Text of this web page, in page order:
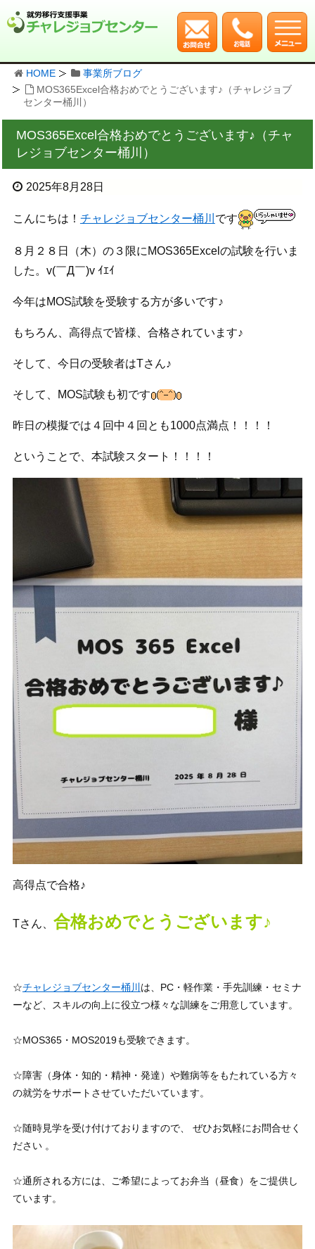
HOME
事業所ブログ
MOS365Excel合格おめでとうございます♪（チャレジョブ
センター桶川）
MOS365Excel合格おめでとうございます♪（チャ
レジョブセンター桶川）
2025年8月28日
こんにちは！ チャレジョブセンター桶川 です
８月２８日（木）の３限にMOS365Excelの試験を行いま
した。v(￣Д￣)v ｲｴｲ
今年はMOS試験を受験する方が多いです♪
もちろん、高得点で皆様、合格されています♪
そして、今日の受験者はTさん♪
そして、MOS試験も初です
昨日の模擬では４回中４回とも1000点満点！！！！
ということで、本試験スタート！！！！
高得点で合格♪
Tさん、 合格おめでとうございます♪
☆チャレジョブセンター桶川 は、PC・軽作業・手先訓練・セミナ
ーなど、スキルの向上に役立つ様々な訓練をご用意しています。
☆MOS365・MOS2019も受験できます。
☆障害（身体・知的・精神・発達）や難病等をもたれている方々
の就労をサポートさせていただいています。
☆随時見学を受け付けておりますので、 ぜひお気軽にお問合せく
ださい 。
☆通所される方には、ご希望によってお弁当（昼食）をご提供し
ています。